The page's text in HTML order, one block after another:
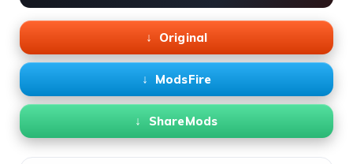
Original
ModsFire
ShareMods